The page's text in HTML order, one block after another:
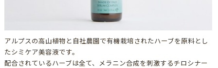
アルプスの高山植物と自社農園で有機栽培されたハーブを原料とし
たシミケア美容液です。
配合されているハーブは全て、メラニン合成を刺激するチロシナー